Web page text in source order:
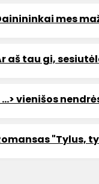
mes
aš tau gi,
…> vienišos
"Tylus,